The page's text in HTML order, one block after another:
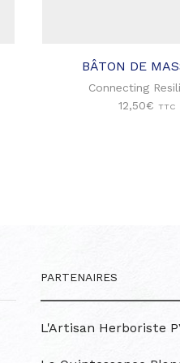
BÂTON DE
Connecting
12,50€ TTC
PARTENAIRES
L'Artisan Herboriste